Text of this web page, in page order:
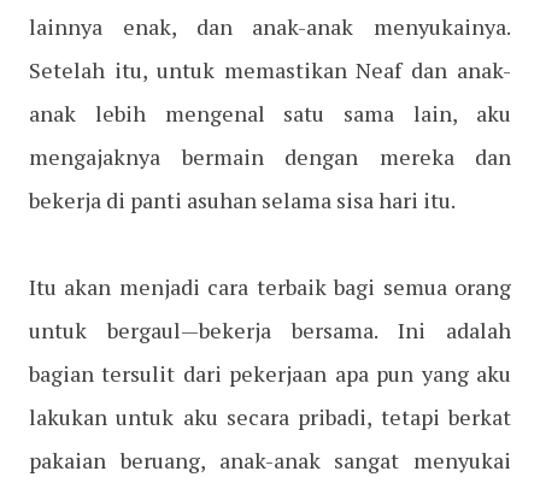
lainnya enak, dan anak-anak menyukainya.
Setelah itu, untuk memastikan Neaf dan anak-
anak lebih mengenal satu sama lain, aku
mengajaknya bermain dengan mereka dan
bekerja di panti asuhan selama sisa hari itu.
Itu akan menjadi cara terbaik bagi semua orang
untuk bergaul—bekerja bersama. Ini adalah
bagian tersulit dari pekerjaan apa pun yang aku
lakukan untuk aku secara pribadi, tetapi berkat
pakaian beruang, anak-anak sangat menyukai